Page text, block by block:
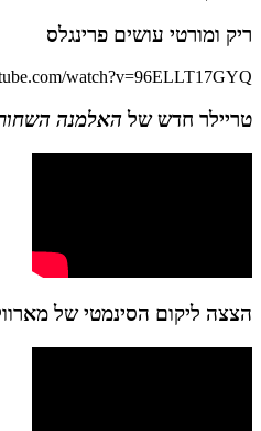
ריק ומורטי עושים פרינגלס
watch?v=96ELLT17GYQ
טריילר חדש של האלמנה
הצצה ליקום הסינמטי של